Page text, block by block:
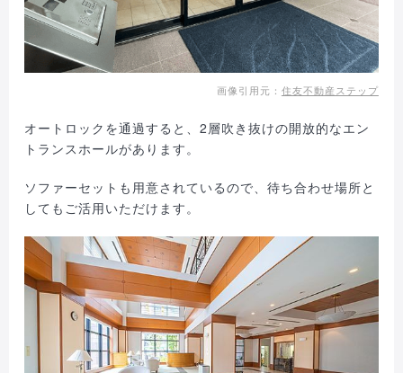
画像引用元： 住友不動産ステップ
オートロックを通過すると、2層吹き抜けの開放的なエン
トランスホールがあります。
ソファーセットも用意されているので、待ち合わせ場所と
してもご活用いただけます。